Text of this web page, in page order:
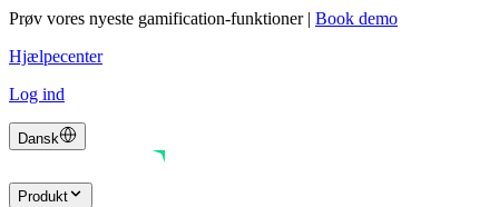
Prøv vores nyeste gamification-funktioner| Book demo
Hjælpecenter
Log ind
Dansk
Produkt